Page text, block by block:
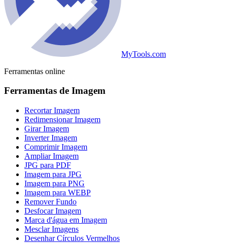
MyTools.com
Ferramentas online
Ferramentas de Imagem
Recortar Imagem
Redimensionar Imagem
Girar Imagem
Inverter Imagem
Comprimir Imagem
Ampliar Imagem
JPG para PDF
Imagem para JPG
Imagem para PNG
Imagem para WEBP
Remover Fundo
Desfocar Imagem
Marca d'água em Imagem
Mesclar Imagens
Desenhar Círculos Vermelhos